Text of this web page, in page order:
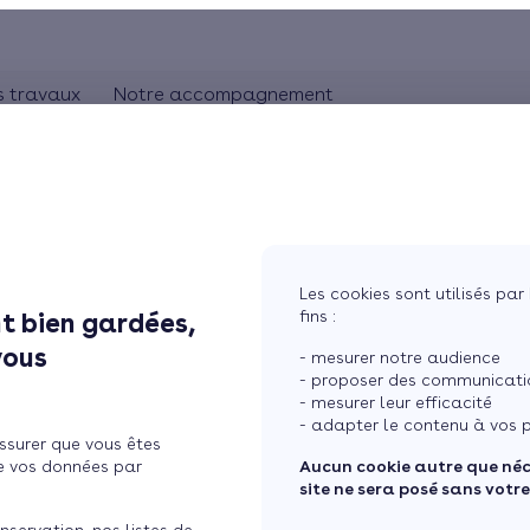
bien gardées,
que vous êtes
vos données par
Les cookies sont utilisés
fins :
- mesurer notre audience
- proposer des
- mesurer leur efficacité
- adapter le contenu à vos
Aucun cookie autre que
site ne sera posé sans
travaux
Chauffage au bois
Chauffage solaire
Thermostat connecté
Notre accompagnement
d'intégrer un
pompe à chaleur ?